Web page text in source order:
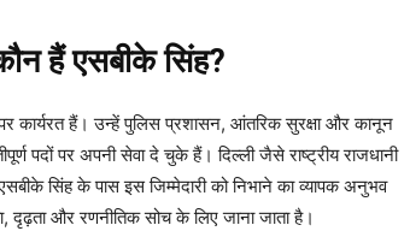
हैं एसबीके सिंह?
कार्यरत हैं। उन्हें पुलिस प्रशासन, आंतरिक सुरक्षा और कानून
पदों पर अपनी सेवा दे चुके हैं। दिल्ली जैसे राष्ट्रीय राजधानी
सिंह के पास इस जिम्मेदारी को निभाने का व्यापक अनुभव
दृढ़ता और रणनीतिक सोच के लिए जाना जाता है।